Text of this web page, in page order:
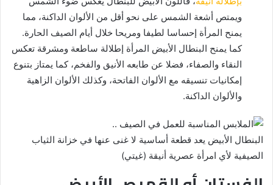
ويمتص أشعة الشمس على نحو أقل من الألوان الداكنة، مما
يمنح المرأة إحساسا لطيفا ومريحا خلال أيام الصيف الحارة.
كما يمنح البنطال الأبيض المرأة إطلالة ساطعة ومشرقة تعكس
النقاء والصفاء، فضلا عن طابعه الأنيق والفخم، كما يمتاز بتنوع
إمكانيات تنسيقه مع الألوان الفاتحة، وكذلك الألوان الزاهية
والألوان الداكنة.
البنطال الأبيض يعد قطعة أساسية لا غنى عنها في خزانة الثياب
الصيفية لأي امرأة عصرية أنيقة (غيتي)